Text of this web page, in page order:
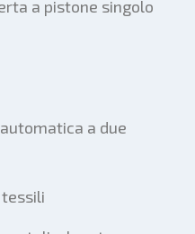
a pistone singolo
a due